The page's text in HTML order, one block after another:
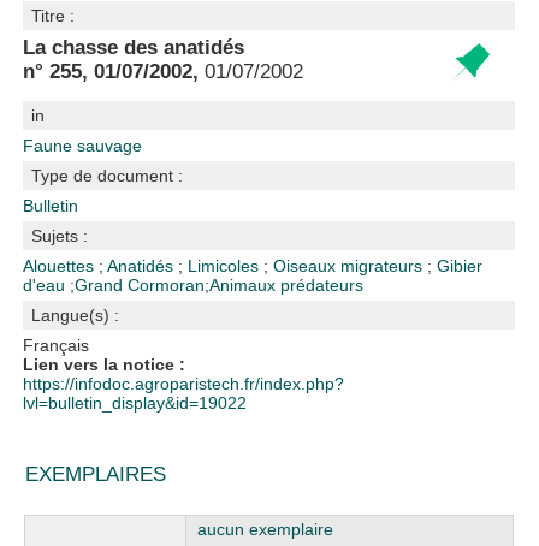
Titre :
La chasse des anatidés
n° 255, 01/07/2002, 01/07/2002
in
Faune sauvage
Type de document :
Bulletin
Sujets :
Alouettes ;Anatidés ; Limicoles ;Oiseaux migrateurs ;Gibier
d'eau ;Grand Cormoran;Animaux prédateurs
Langue(s) :
Français
Lien vers la notice :
https://infodoc.agroparistech.fr/index.php?
lvl=bulletin_display&id=19022
EXEMPLAIRES
aucun exemplaire